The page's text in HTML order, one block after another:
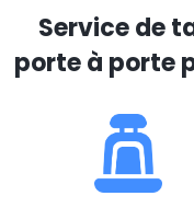
Service de
porte à porte